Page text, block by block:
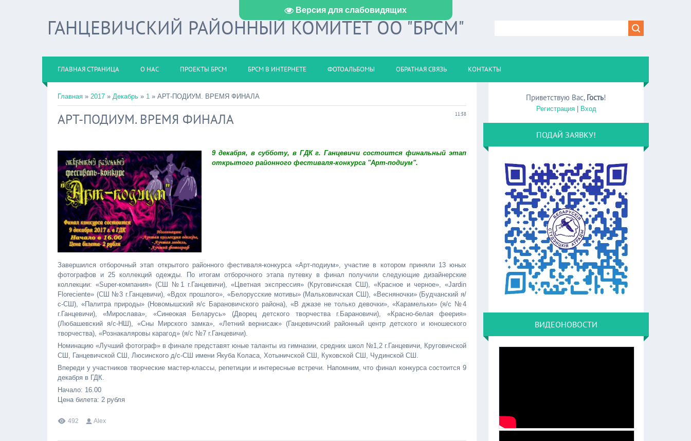
Версия для слабовидящих
ГАНЦЕВИЧСКИЙ РАЙОННЫЙ КОМИТЕТ ОО "БРСМ"
ГЛАВНАЯ СТРАНИЦА О НАС ПРОЕКТЫ БРСМ БРСМ В ИНТЕРНЕТЕ ФОТОАЛЬБОМЫ ОБРАТНАЯ СВЯЗЬ КОНТАКТЫ
Главная » 2017 » Декабрь » 1 » АРТ-ПОДИУМ. ВРЕМЯ ФИНАЛА
11:58
АРТ-ПОДИУМ. ВРЕМЯ ФИНАЛА
9 декабря, в субботу, в ГДК г. Ганцевичи состоится финальный этап
открытого районного фестиваля-конкурса "Арт-подиум".
Завершился отборочный этап открытого районного фестиваля-конкурса «Арт-подиум», участие в котором приняли 13 юных
фотографов и 25 коллекций одежды. По итогам отборочного этапа путевку в финал получили следующие дизайнерские
коллекции: «Super-компания» (СШ №1 г.Ганцевичи), «Цветная экспрессия» (Круговичская СШ), «Красное и черное», «Jardin
Floreciente» (СШ №3 г.Ганцевичи), «Вдох прошлого», «Белорусские мотивы» (Мальковичская СШ), «Весняночки» (Будчанский я/
с-СШ), «Палитра природы» (Новомышский я/с Барановичского района), «В джазе не только девочки», «Карамельки» (я/с №4
г.Ганцевичи), «Мирослава», «Синеокая Беларусь» (Дворец детского творчества г.Барановичи), «Красно-белая феерия»
(Любашевский я/с-НШ), «Сны Мирского замка», «Летний вернисаж» (Ганцевичский районный центр детского и юношеского
творчества), «Рознакаляровы карагод» (я/с №7 г.Ганцевичи).
Номинацию «Лучший фотограф» в финале представят юные таланты из гимназии, средних школ №1,2 г.Ганцевичи, Круговичской
СШ, Ганцевичской СШ, Люсинского д/с-СШ имени Якуба Коласа, Хотыничской СШ, Куковской СШ, Чудинской СШ.
Впереди у участников творческие мастер-классы, репетиции и интересные встречи. Напомним, что финал конкурса состоится 9
декабря в ГДК.
Начало: 16.00
Цена билета: 2 рубля
492 Alex
Приветствую Вас, Гость!
Регистрация| Вход
ПОДАЙ ЗАЯВКУ!
ВИДЕОНОВОСТИ